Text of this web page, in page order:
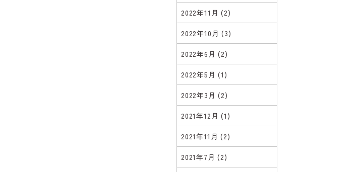
2022年11月(2)
2022年10月(3)
2022年6月(2)
2022年5月(1)
2022年3月(2)
2021年12月(1)
2021年11月(2)
2021年7月(2)